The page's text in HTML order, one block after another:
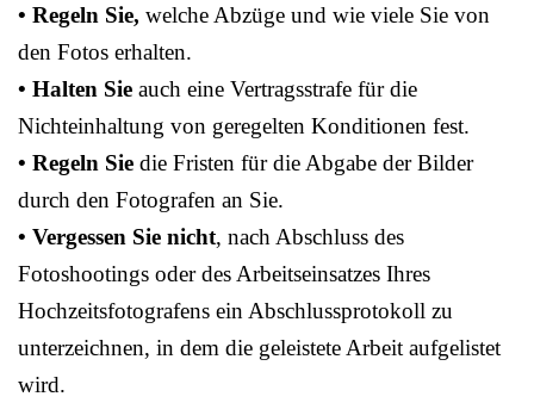
• Regeln Sie, welche Abzüge und wie viele Sie von
den Fotos erhalten.
• Halten Sie auch eine Vertragsstrafe für die
Nichteinhaltung von geregelten Konditionen fest.
• Regeln Sie die Fristen für die Abgabe der Bilder
durch den Fotografen an Sie.
• Vergessen Sie nicht, nach Abschluss des
Fotoshootings oder des Arbeitseinsatzes Ihres
Hochzeitsfotografens ein Abschlussprotokoll zu
unterzeichnen, in dem die geleistete Arbeit aufgelistet
wird.